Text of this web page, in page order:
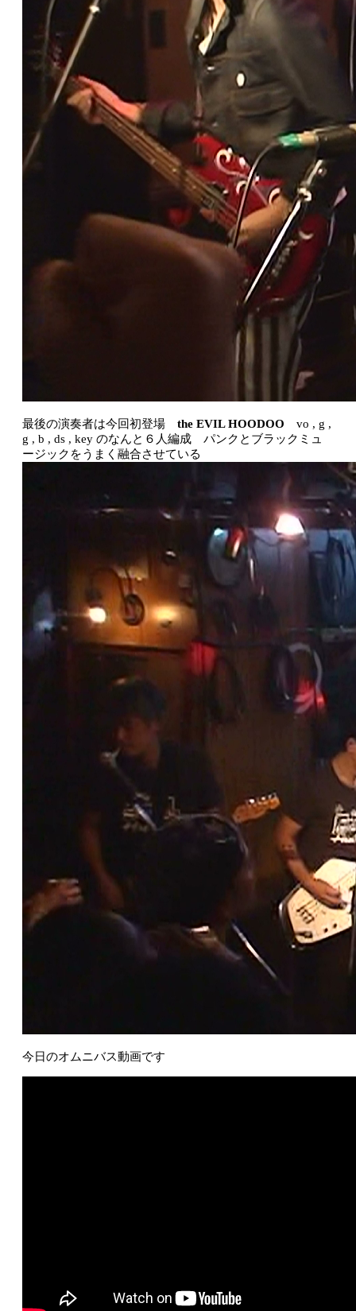
最後の演奏者は今回初登場 the EVIL HOODOO vo , g ,
g , b , ds , key のなんと６人編成 パンクとブラックミュ
ージックをうまく融合させている
今日のオムニバス動画です